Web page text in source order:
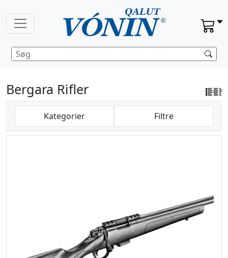
Bergara Rifler
Kategorier Filtre